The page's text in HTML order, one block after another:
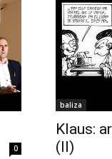
0
baliza
Klaus:
(II)